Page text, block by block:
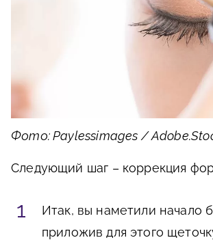
Фото: Paylessimages /
Следующий шаг – коррекция
Итак, вы наметили начало
приложив для этого